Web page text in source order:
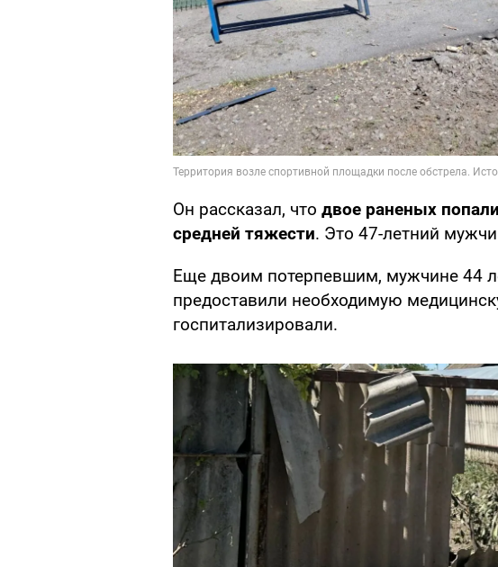
Он рассказал, что двое раненых
средней тяжести. Это 47-летний
Еще двоим потерпевшим, мужчине 44
предоставили необходимую
госпитализировали.